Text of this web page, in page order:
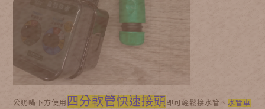
公奶嘴下方使用 四分軟管快速接頭 即可輕鬆接水管、 水管車